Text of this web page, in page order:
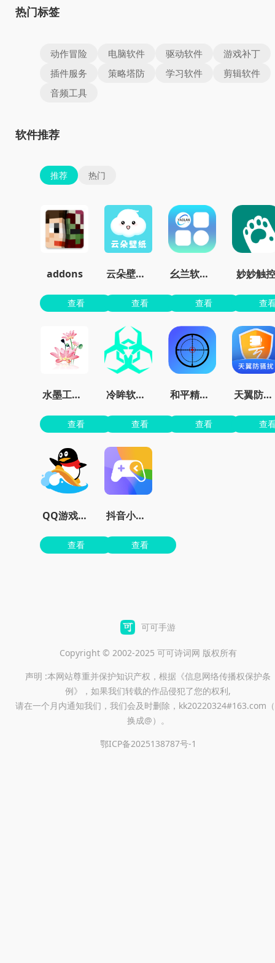
热门标签
动作冒险 电脑软件 驱动软件
游戏补丁
插件服务
策略塔防 学习软件
剪辑软件
音频工具
软件推荐
推荐 热门
addons
查看
云朵壁纸app官方
查看
幺兰软件库
查看
妙妙触控
查
水墨工具箱
查看
冷眸软件库
查看
和平精英准星大师免费版
查看
天翼防骚扰增强版
查
QQ游戏大厅官方版下载安装
查看
抖音小游戏
查看
可可手游
Copyright © 2002-2025 可可诗词网 版权所有
声明 :本网站尊重并保护知识产权，根据《信息网络传播权保护条
例》，如果我们转载的作品侵犯了您的权利,
请在一个月内通知我们，我们会及时删除，kk20220324#163.com
换成@）。
鄂ICP备2025138787号-1